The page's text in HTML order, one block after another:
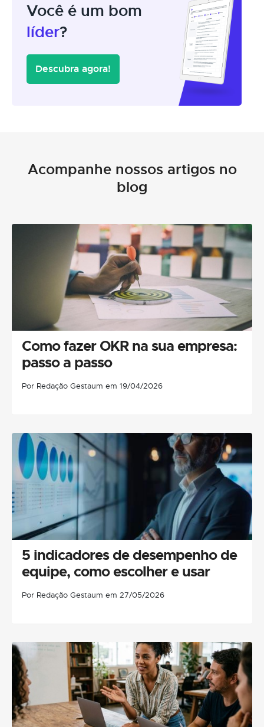
Você é um bom
líder?
Descubra agora!
Acompanhe nossos artigos no
blog
Como fazer OKR na sua empresa:
passo a passo
Por Redação Gestaum em 19/04/2026
5 indicadores de desempenho de
equipe, como escolher e usar
Por Redação Gestaum em 27/05/2026